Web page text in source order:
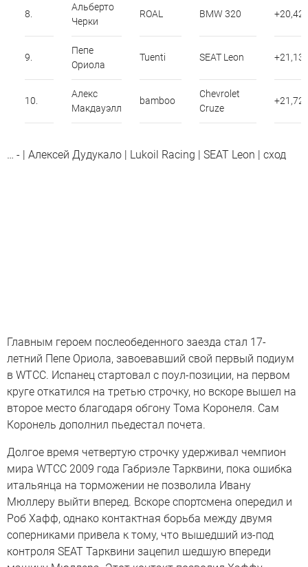
8.
Альберто
Черки
ROAL BMW 320
9.
Пепе
Ориола
Tuenti SEAT Leon
10.
Алекс
Макдауэлл
bamboo
Chevrolet
Cruze
… - | Алексей Дудукало | Lukoil Racing | SEAT Leon | cход
Главным героем послеобеденного заезда стал 17-
летний Пепе Ориола, завоевавший свой первый подиум
в WTCC. Испанец стартовал с поул-позиции, на первом
круге откатился на третью строчку, но вскоре вышел на
второе место благодаря обгону Тома Коронеля. Сам
Коронель дополнил пьедестал почета.
Долгое время четвертую строчку удерживал чемпион
мира WTCC 2009 года Габриэле Тарквини, пока ошибка
итальянца на торможении не позволила Ивану
Мюллеру выйти вперед. Вскоре спортсмена опередил и
Роб Хафф, однако контактная борьба между двумя
соперниками привела к тому, что вышедший из-под
контроля SEAT Тарквини зацепил шедшую впереди